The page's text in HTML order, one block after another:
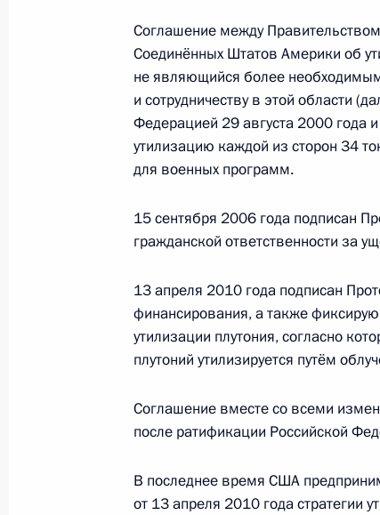
Поздравление Дональду Трампу
Президента Соединённых
9 ноября 2016 года, 11:30
Подписан Указ о приёме в
3 ноября 2016 года, 12:00
Подписан закон о
Россией и США об утилизации
В Госдуму внесен проект
соглашения между Россией и
Соглашение между
Соединённых Штатов Америки об
не являющийся более
и сотрудничеству в этой области
Федерацией 29 августа 2000 года
утилизацию каждой из сторон 34
для военных программ.
15 сентября 2006 года подписан
гражданской ответственности за
13 апреля 2010 года подписан
финансирования, а также
утилизации плутония, согласно
плутоний утилизируется путём
Соглашение вместе со всеми
после ратификации Российской
В последнее время США
от 13 апреля 2010 года стратегии